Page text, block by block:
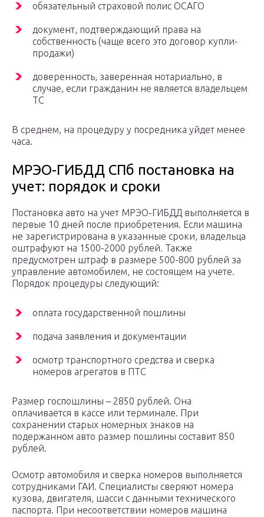
обязательный страховой полис ОСАГО
документ, подтверждающий права на
собственность (чаще всего это договор купли-
продажи)
доверенность, заверенная нотариально, в
случае, если гражданин не является владельцем
ТС
В среднем, на процедуру у посредника уйдет менее
часа.
МРЭО-ГИБДД СПб постановка на
учет: порядок и сроки
Постановка авто на учет МРЭО-ГИБДД выполняется в
первые 10 дней после приобретения. Если машина
не зарегистрирована в указанные сроки, владельца
оштрафуют на 1500-2000 рублей. Также
предусмотрен штраф в размере 500-800 рублей за
управление автомобилем, не состоящем на учете.
Порядок процедуры следующий:
оплата государственной пошлины
подача заявления и документации
осмотр транспортного средства и сверка
номеров агрегатов в ПТС
Размер госпошлины – 2850 рублей. Она
оплачивается в кассе или терминале. При
сохранении старых номерных знаков на
подержанном авто размер пошлины составит 850
рублей.
Осмотр автомобиля и сверка номеров выполняется
сотрудниками ГАИ. Специалисты сверяют номера
кузова, двигателя, шасси с данными технического
паспорта. При несоответствии номеров машина